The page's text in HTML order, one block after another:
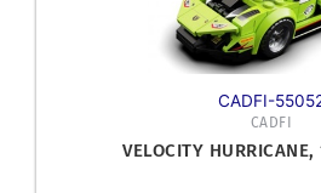
CADFI-
CADFI
VELOCITY